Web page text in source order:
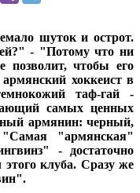
шуток и острот.
- "Потому что ни
чтобы его
хоккеист в
таф-гай -
самых ценных
армянин: черный,
"армянская"
- достаточно
клуба. Сразу же